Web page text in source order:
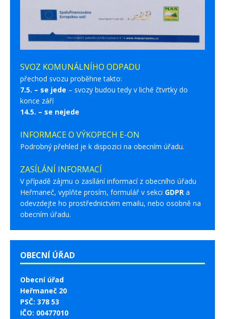
SVOZ KOMUNÁLNÍHO ODPADU
přechod svozu proběhne takto:
7.5. – se jede – svozy budou tedy v liché čtvrtky do
konce září
14.5. – se nejede
INFORMACE O VÝKOPECH E-ON
Podrobný přehled je k dispozici na obecním úřadu.
ZASÍLÁNÍ INFORMACÍ
V případě zájmu o zasílání informací z obecního úřadu
Heřmaneč, vyplňte prosím, formulář v sekci GDPR a
odevzdejte ho prostřednictvím emailu, nebo osobně na
obecním úřadu.
OBECNÍ ÚŘAD
Obecní úřad
Heřmaneč 20
PSČ: 378 53
IČO: 00477010